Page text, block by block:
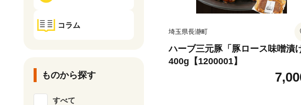
埼玉県長瀞町
ハーブ三元豚「豚ロース味噌漬
400g【1200001】
コラム
ものから探す
すべて